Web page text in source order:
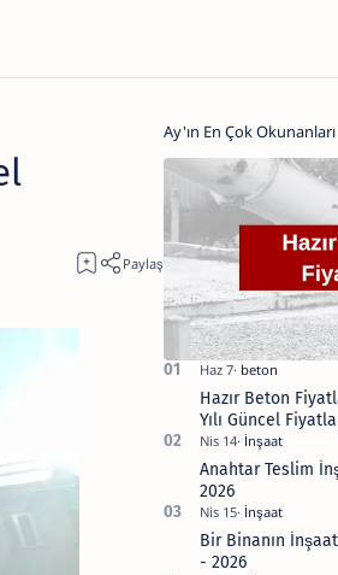
Ay'ın En Çok Okunanları
Hazır Beton
Yılı Güncel
Anahtar Teslim
2026
Bir Binanın
- 2026